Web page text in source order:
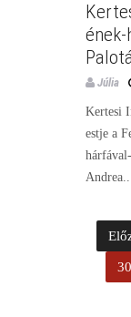
Júlia
Kertesi
estje a
30